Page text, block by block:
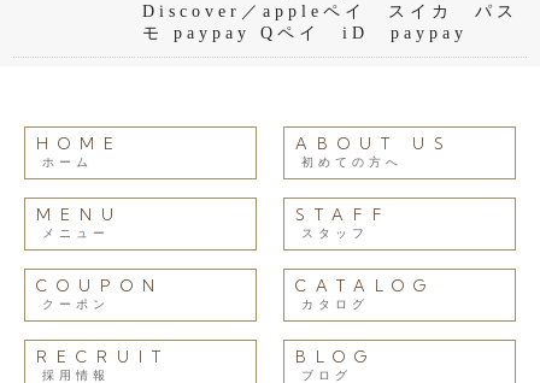
Discover／appleペイ スイカ パス
モ paypay Qペイ iD paypay
HOME
ホーム
ABOUT US
初めての方へ
MENU
メニュー
STAFF
スタッフ
COUPON
クーポン
CATALOG
カタログ
RECRUIT
採用情報
BLOG
ブログ